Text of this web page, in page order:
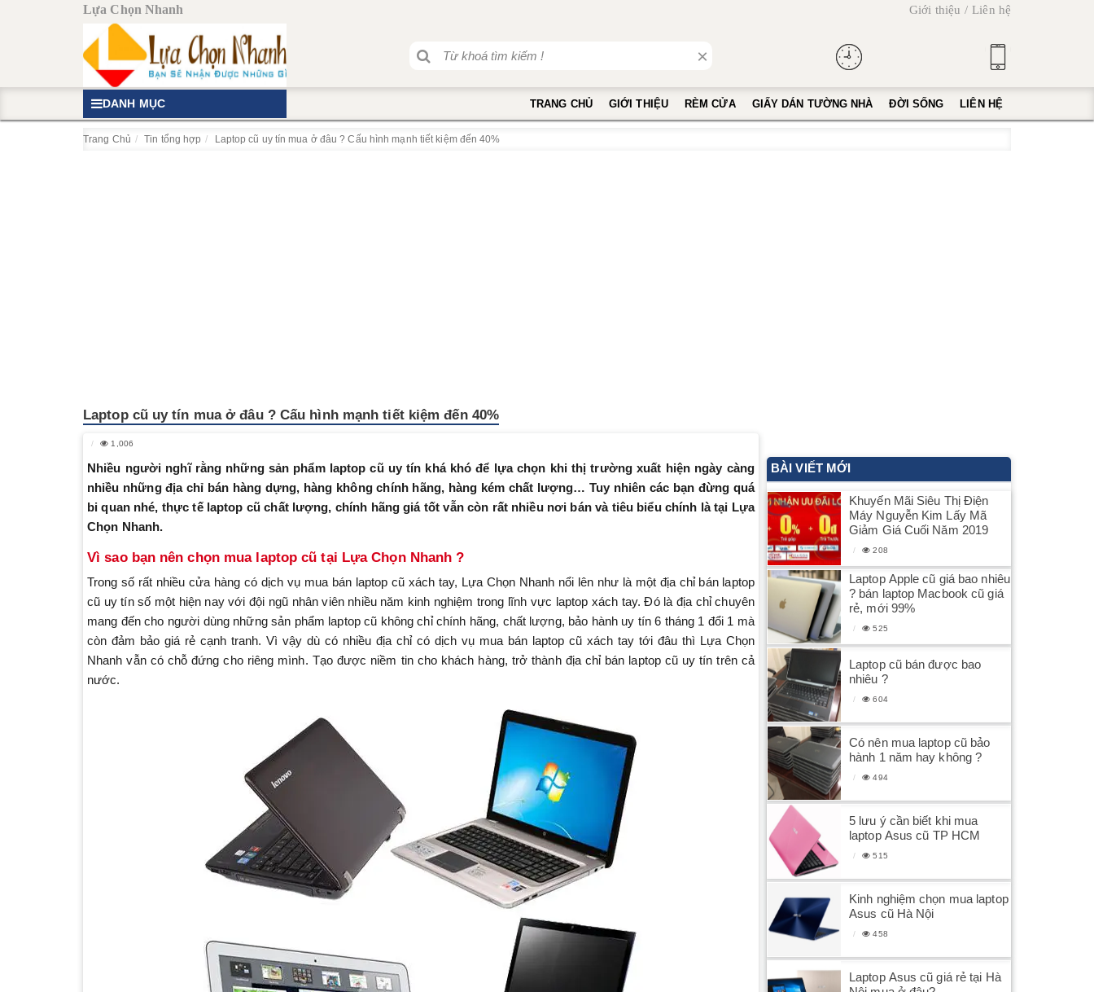
Lựa Chọn Nhanh Giới thiệu Liên hệ
×
DANH MỤC TRANG CHỦ GIỚI THIỆU RÈM CỬA GIẤY DÁN TƯỜNG NHÀ ĐỜI SỐNG LIÊN HỆ
Trang Chủ Tin tổng hợp Laptop cũ uy tín mua ở đâu ? Cấu hình mạnh tiết kiệm đến 40%
Laptop cũ uy tín mua ở đâu ? Cấu hình mạnh tiết kiệm đến 40%
1,006
Nhiều người nghĩ rằng những sản phẩm laptop cũ uy tín khá khó để lựa chọn khi thị trường xuất hiện ngày càng
nhiều những địa chỉ bán hàng dựng, hàng không chính hãng, hàng kém chất lượng… Tuy nhiên các bạn đừng quá
bi quan nhé, thực tế laptop cũ chất lượng, chính hãng giá tốt vẫn còn rất nhiều nơi bán và tiêu biểu chính là tại Lựa
Chọn Nhanh.
Vì sao bạn nên chọn mua laptop cũ tại Lựa Chọn Nhanh ?
Trong số rất nhiều cửa hàng có dịch vụ mua bán laptop cũ xách tay, Lựa Chọn Nhanh nổi lên như là một địa chỉ bán laptop
cũ uy tín số một hiện nay với đội ngũ nhân viên nhiều năm kinh nghiệm trong lĩnh vực laptop xách tay. Đó là địa chỉ chuyên
mang đến cho người dùng những sản phẩm laptop cũ không chỉ chính hãng, chất lượng, bảo hành uy tín 6 tháng 1 đổi 1 mà
còn đảm bảo giá rẻ cạnh tranh. Vì vậy dù có nhiều địa chỉ có dịch vụ mua bán laptop cũ xách tay tới đâu thì Lựa Chọn
Nhanh vẫn có chỗ đứng cho riêng mình. Tạo được niềm tin cho khách hàng, trở thành địa chỉ bán laptop cũ uy tín trên cả
nước.
BÀI VIẾT MỚI
Khuyến Mãi Siêu Thị Điện
Máy Nguyễn Kim Lấy Mã
Giảm Giá Cuối Năm 2019
208
Laptop Apple cũ giá bao nhiêu
? bán laptop Macbook cũ giá
rẻ, mới 99%
525
Laptop cũ bán được bao
nhiêu ?
604
Có nên mua laptop cũ bảo
hành 1 năm hay không ?
494
5 lưu ý cần biết khi mua
laptop Asus cũ TP HCM
515
Kinh nghiệm chọn mua laptop
Asus cũ Hà Nội
458
Laptop Asus cũ giá rẻ tại Hà